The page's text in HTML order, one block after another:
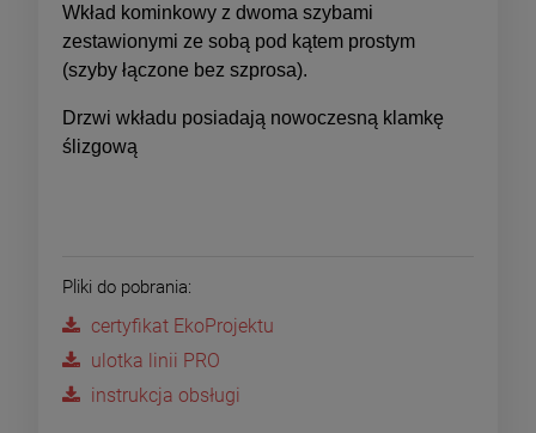
Wkład kominkowy z dwoma szybami
zestawionymi ze sobą pod kątem prostym
(szyby łączone bez szprosa).
Drzwi wkładu posiadają nowoczesną klamkę
ślizgową
Pliki do pobrania:
certyfikat EkoProjektu
ulotka linii PRO
instrukcja obsługi